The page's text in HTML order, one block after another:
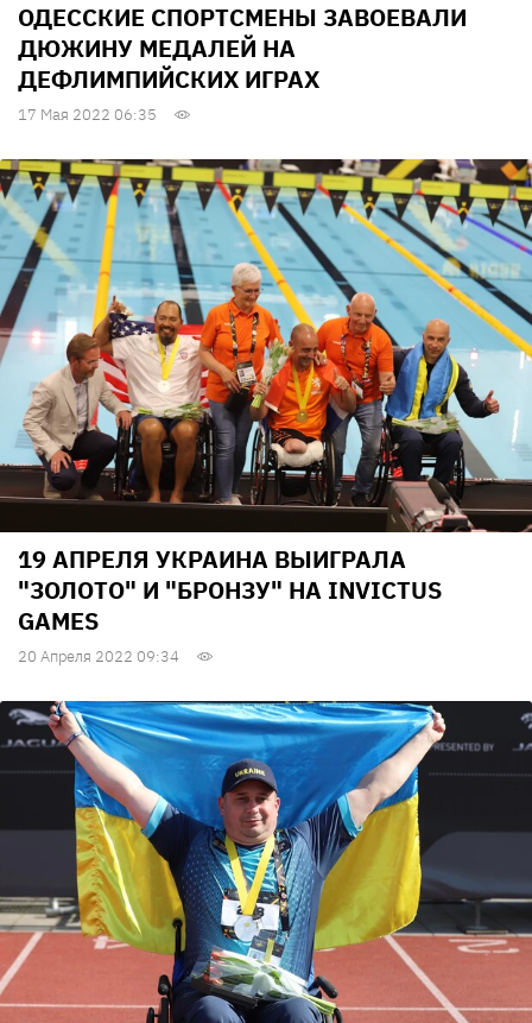
ОДЕССКИЕ СПОРТСМЕНЫ ЗАВОЕВАЛИ
ДЮЖИНУ МЕДАЛЕЙ НА
ДЕФЛИМПИЙСКИХ ИГРАХ
17 Мая 2022 06:35
19 АПРЕЛЯ УКРАИНА ВЫИГРАЛА
"ЗОЛОТО" И "БРОНЗУ" НА INVICTUS
GAMES
20 Апреля 2022 09:34